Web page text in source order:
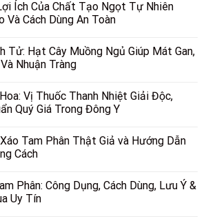
Ích Của Chất Tạo Ngọt Tự Nhiên
Và Cách Dùng An Toàn
Tử: Hạt Cây Muồng Ngủ Giúp Mát Gan,
Nhuận Tràng
Vị Thuốc Thanh Nhiệt Giải Độc,
Quý Giá Trong Đông Y
Tam Phân Thật Giả và Hướng Dẫn
Cách
Phân: Công Dụng, Cách Dùng, Lưu Ý &
Uy Tín